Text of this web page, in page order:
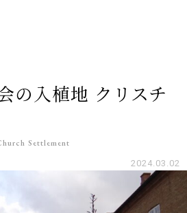
の入植地 クリスチ
Settlement
2024.03.02